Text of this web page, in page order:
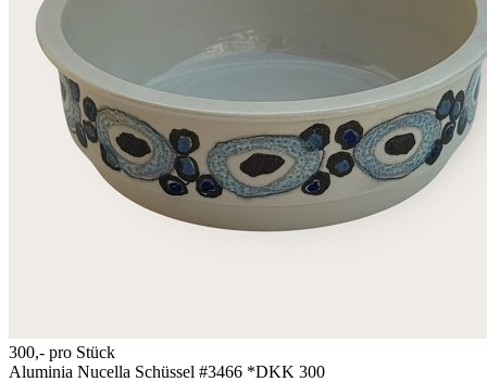
300,- pro Stück
Aluminia Nucella Schüssel #3466 *DKK 300